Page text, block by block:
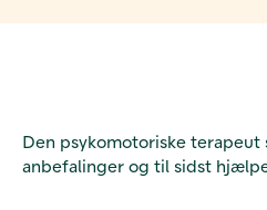
Den psykomotoriske
anbefalinger og til sidst